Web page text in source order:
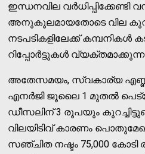
ഇന്ധനവില വർധിപ്പിക്കേണ്ടി
അനുകൂലമായതോടെ വില
നടപടികളിലേക്ക്
റിപ്പോർട്ടുകൾ
അതേസമയം, സ്വകാര്യ എണ്ണ
എനർജി ജൂലൈ 1 മുതൽ
ഡീസലിന് 3 രൂപയും
വിലയിടിവ് കാരണം
സഞ്ചിത നഷ്ടം 75,000 കോടി